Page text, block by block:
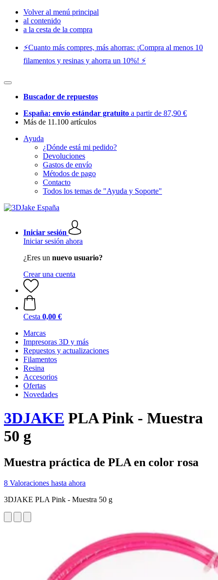
Volver al menú principal
al contenido
a la cesta de la compra
⚡️Cuanto más compres, más ahorras: ¡Compra al menos 10
filamentos y resinas y ahorra un 10%! ⚡️
Buscador de repuestos
España: envío estándar gratuito a partir de 87,90 €
Más de 11.100 artículos
Ayuda
¿Dónde está mi pedido?
Devoluciones
Gastos de envío
Métodos de pago
Contacto
Todos los temas de "Ayuda y Soporte"
Iniciar sesión
Iniciar sesión ahora
¿Eres un nuevo usuario?
Crear una cuenta
Cesta 0,00 €
Marcas
Impresoras 3D y más
Repuestos y actualizaciones
Filamentos
Resina
Accesorios
Ofertas
Novedades
3DJAKE PLA Pink - Muestra
50 g
Muestra práctica de PLA en color rosa
8 Valoraciones hasta ahora
3DJAKE PLA Pink - Muestra 50 g